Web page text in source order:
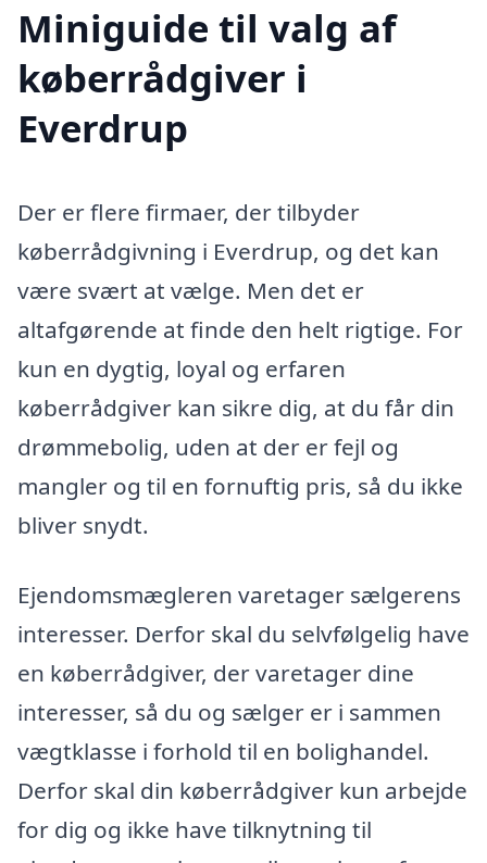
Miniguide til valg af
køberrådgiver i
Everdrup
Der er flere firmaer, der tilbyder
køberrådgivning i Everdrup, og det kan
være svært at vælge. Men det er
altafgørende at finde den helt rigtige. For
kun en dygtig, loyal og erfaren
køberrådgiver kan sikre dig, at du får din
drømmebolig, uden at der er fejl og
mangler og til en fornuftig pris, så du ikke
bliver snydt.
Ejendomsmægleren varetager sælgerens
interesser. Derfor skal du selvfølgelig have
en køberrådgiver, der varetager dine
interesser, så du og sælger er i sammen
vægtklasse i forhold til en bolighandel.
Derfor skal din køberrådgiver kun arbejde
for dig og ikke have tilknytning til